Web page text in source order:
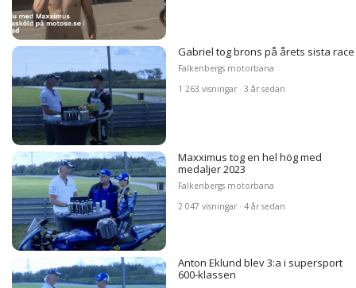
Gabriel tog brons på årets sista race
Falkenbergs motorbana
1 263 visningar · 3 år sedan
Maxximus tog en hel hög med
medaljer 2023
Falkenbergs motorbana
2 047 visningar · 4 år sedan
Anton Eklund blev 3:a i supersport
600-klassen